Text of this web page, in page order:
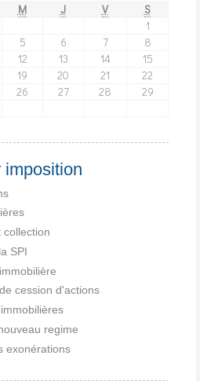
M J V
S
1
5 6 7
8
12 13 14
15
19 20 21
22
26 27 28
29
imposition
collection
SPI
cession d'actions
regime
exonérations